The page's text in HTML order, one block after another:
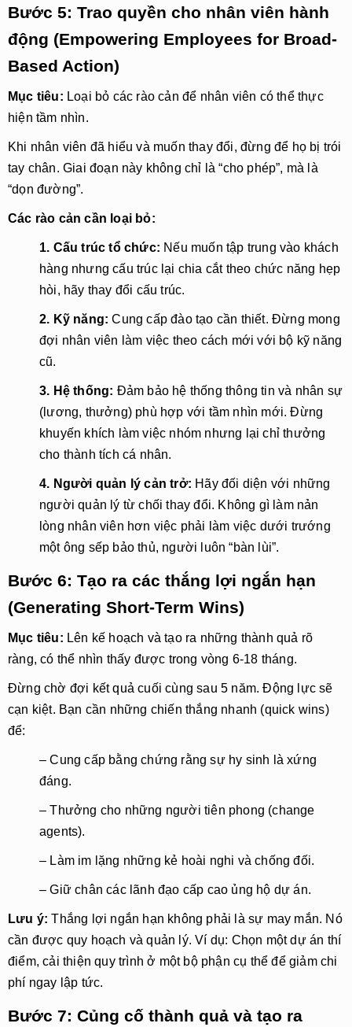
Bước 5: Trao quyền cho nhân viên hành
động (Empowering Employees for Broad-
Based Action)
Mục tiêu: Loại bỏ các rào cản để nhân viên có thể thực
hiện tầm nhìn.
Khi nhân viên đã hiểu và muốn thay đổi, đừng để họ bị trói
tay chân. Giai đoạn này không chỉ là “cho phép”, mà là
“dọn đường”.
Các rào cản cần loại bỏ:
1. Cấu trúc tổ chức: Nếu muốn tập trung vào khách
hàng nhưng cấu trúc lại chia cắt theo chức năng hẹp
hòi, hãy thay đổi cấu trúc.
2. Kỹ năng:Cung cấp đào tạo cần thiết. Đừng mong
đợi nhân viên làm việc theo cách mới với bộ kỹ năng
cũ.
3. Hệ thống: Đảm bảo hệ thống thông tin và nhân sự
(lương, thưởng) phù hợp với tầm nhìn mới. Đừng
khuyến khích làm việc nhóm nhưng lại chỉ thưởng
cho thành tích cá nhân.
4. Người quản lý cản trở: Hãy đối diện với những
người quản lý từ chối thay đổi. Không gì làm nản
lòng nhân viên hơn việc phải làm việc dưới trướng
một ông sếp bảo thủ, người luôn “bàn lùi”.
Bước 6: Tạo ra các thắng lợi ngắn hạn
(Generating Short-Term Wins)
Mục tiêu: Lên kế hoạch và tạo ra những thành quả rõ
ràng, có thể nhìn thấy được trong vòng 6-18 tháng.
Đừng chờ đợi kết quả cuối cùng sau 5 năm. Động lực sẽ
cạn kiệt. Bạn cần những chiến thắng nhanh (quick wins)
để:
– Cung cấp bằng chứng rằng sự hy sinh là xứng
đáng.
– Thưởng cho những người tiên phong (change
agents).
– Làm im lặng những kẻ hoài nghi và chống đối.
– Giữ chân các lãnh đạo cấp cao ủng hộ dự án.
Lưu ý: Thắng lợi ngắn hạn không phải là sự may mắn. Nó
cần được quy hoạch và quản lý. Ví dụ: Chọn một dự án thí
điểm, cải thiện quy trình ở một bộ phận cụ thể để giảm chi
phí ngay lập tức.
Bước 7: Củng cố thành quả và tạo ra